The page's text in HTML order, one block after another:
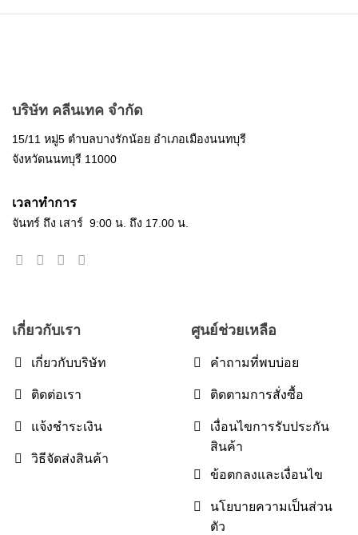
บริษัท คลีนเทค จำกัด
15/11 หมู่5 ตำบลบางรักน้อย อำเภอเมืองนนทบุรี
จังหวัดนนทบุรี 11000
เวลาทำการ
จันทร์ ถึง เสาร์ 9:00 น. ถึง 17.00 น.
เกี่ยวกับเรา
เกี่ยวกับบริษัท
ติดต่อเรา
แจ้งชำระเงิน
วิธีจัดส่งสินค้า
ศูนย์ช่วยเหลือ
คำถามที่พบบ่อย
ติดตามการสั่งซื้อ
เงื่อนไขการรับประกัน
สินค้า
ข้อตกลงและเงื่อนไข
นโยบายความเป็นส่วน
ตัว